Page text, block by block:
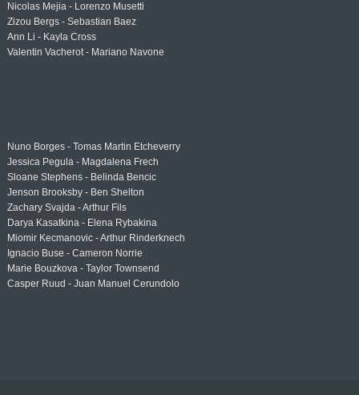
Nicolas Mejia - Lorenzo Musetti
Zizou Bergs - Sebastian Baez
Ann Li - Kayla Cross
Valentin Vacherot - Mariano Navone
Nuno Borges - Tomas Martin Etcheverry
Jessica Pegula - Magdalena Frech
Sloane Stephens - Belinda Bencic
Jenson Brooksby - Ben Shelton
Zachary Svajda - Arthur Fils
Darya Kasatkina - Elena Rybakina
Miomir Kecmanovic - Arthur Rinderknech
Ignacio Buse - Cameron Norrie
Marie Bouzkova - Taylor Townsend
Casper Ruud - Juan Manuel Cerundolo